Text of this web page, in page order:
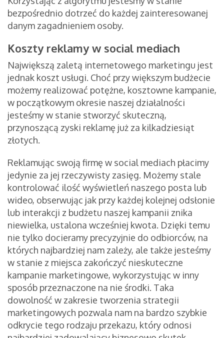
bezpośrednio dotrzeć do każdej zainteresowanej
danym zagadnieniem osoby.
Koszty reklamy w social mediach
Największą zaletą internetowego marketingu jest
jednak koszt usługi. Choć przy większym budżecie
możemy realizować potężne, kosztowne kampanie,
w początkowym okresie naszej działalności
jesteśmy w stanie stworzyć skuteczną,
przynoszącą zyski reklamę już za kilkadziesiąt
złotych.
Reklamując swoją firmę w social mediach płacimy
jedynie za jej rzeczywisty zasięg. Możemy stale
kontrolować ilość wyświetleń naszego posta lub
wideo, obserwując jak przy każdej kolejnej odsłonie
lub interakcji z budżetu naszej kampanii znika
niewielka, ustalona wcześniej kwota. Dzięki temu
nie tylko docieramy precyzyjnie do odbiorców, na
których najbardziej nam zależy, ale także jesteśmy
w stanie z miejsca zakończyć nieskuteczne
kampanie marketingowe, wykorzystując w inny
sposób przeznaczone na nie środki. Taka
dowolność w zakresie tworzenia strategii
marketingowych pozwala nam na bardzo szybkie
odkrycie tego rodzaju przekazu, który odnosi